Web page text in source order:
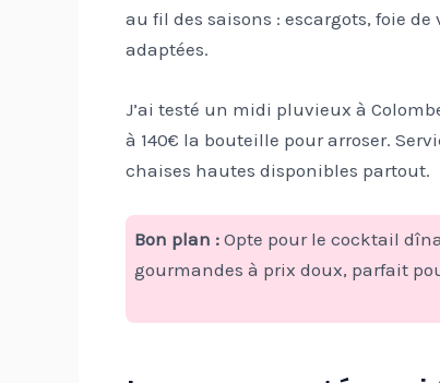
au fil des saisons : escargots, foie
adaptées.
J’ai testé un midi pluvieux à
à 140€ la bouteille pour arroser.
chaises hautes disponibles partout.
Bon plan :Opte pour le cocktail
gourmandes à prix doux, parfait